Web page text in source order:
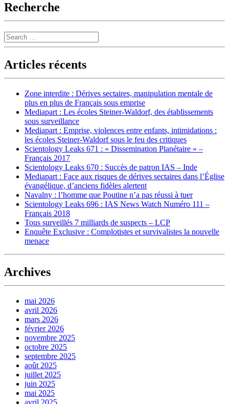
Recherche
Search
Articles récents
Zone interdite : Dérives sectaires, manipulation mentale de
plus en plus de Français sous emprise
Mediapart : Les écoles Steiner-Waldorf, des établissements
sous surveillance
Mediapart : Emprise, violences entre enfants, intimidations :
les écoles Steiner-Waldorf sous le feu des critiques
Scientology Leaks 671 : « Dissemination Planétaire » –
Français 2017
Scientology Leaks 670 : Succès de patron IAS – Inde
Mediapart : Face aux risques de dérives sectaires dans l’Église
évangélique, d’anciens fidèles alertent
Navalny : l’homme que Poutine n’a pas réussi à tuer
Scientology Leaks 696 : IAS News Watch Numéro 111 –
Français 2018
Tous surveillés 7 milliards de suspects – LCP
Enquête Exclusive : Complotistes et survivalistes la nouvelle
menace
Archives
mai 2026
avril 2026
mars 2026
février 2026
novembre 2025
octobre 2025
septembre 2025
août 2025
juillet 2025
juin 2025
mai 2025
avril 2025